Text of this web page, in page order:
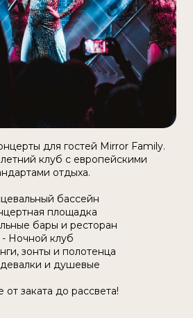
для гостей Mirror Family.
клуб с европейскими
отдыха.
бассейн
площадка
бары и ресторан
- Ночной клуб
зонты и полотенца
и душевые
от заката до рассвета!